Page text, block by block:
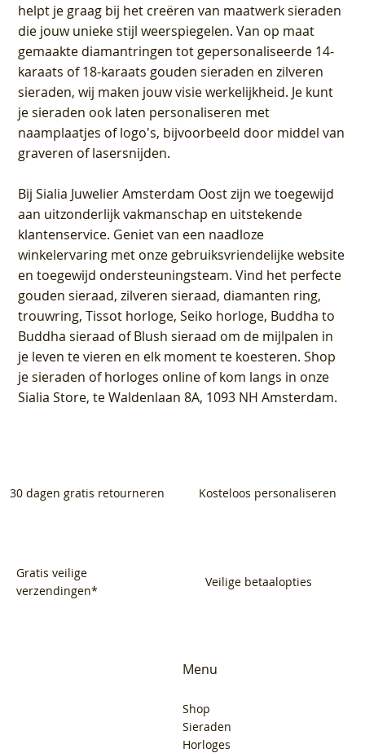
helpt je graag bij het creëren van maatwerk sieraden
die jouw unieke stijl weerspiegelen. Van op maat
gemaakte diamantringen tot gepersonaliseerde 14-
karaats of 18-karaats gouden sieraden en zilveren
sieraden, wij maken jouw visie werkelijkheid. Je kunt
je sieraden ook laten personaliseren met
naamplaatjes of logo's, bijvoorbeeld door middel van
graveren of lasersnijden.
BijSialia Juwelier Amsterdam Oostzijn we toegewijd
aan uitzonderlijk vakmanschap en uitstekende
klantenservice. Geniet van een naadloze
winkelervaring met onze gebruiksvriendelijke website
en toegewijd ondersteuningsteam. Vind het perfecte
gouden sieraad, zilveren sieraad, diamanten ring,
trouwring, Tissot horloge, Seiko horloge, Buddha to
Buddha sieraad of Blush sieraad om de mijlpalen in
je leven te vieren en elk moment te koesteren. Shop
je sieraden of horloges online of kom langs in onze
Sialia Store, te Waldenlaan 8A, 1093 NH Amsterdam.
30 dagen gratis retourneren Kosteloos personaliseren
Gratis veilige
verzendingen*
Veilige betaalopties
Menu
Shop
Sieraden
Horloges